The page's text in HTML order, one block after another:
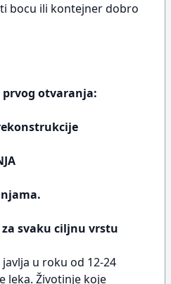
bocu ili kontejner dobro
otvaranja:
svaku ciljnu vrstu
u roku od 12-24
leka. Životinje koje